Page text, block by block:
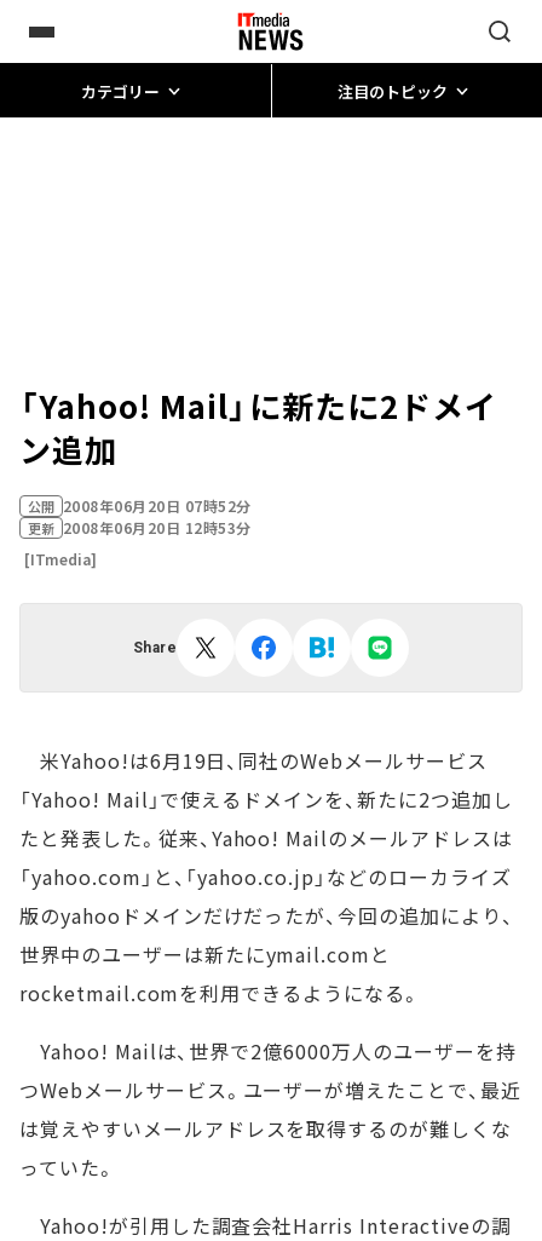
カテゴリー 注目のトピック
「Yahoo! Mail」に新たに2ドメイ
ン追加
公開 2008年06月20日 07時52分
更新 2008年06月20日 12時53分
[ITmedia]
Share
米Yahoo!は6月19日、同社のWebメールサービス
「Yahoo! Mail」で使えるドメインを、新たに2つ追加し
たと発表した。従来、Yahoo! Mailのメールアドレスは
「yahoo.com」と、「yahoo.co.jp」などのローカライズ
版のyahooドメインだけだったが、今回の追加により、
世界中のユーザーは新たにymail.comと
rocketmail.comを利用できるようになる。
Yahoo! Mailは、世界で2億6000万人のユーザーを持
つWebメールサービス。ユーザーが増えたことで、最近
は覚えやすいメールアドレスを取得するのが難しくな
っていた。
Yahoo!が引用した調査会社Harris Interactiveの調